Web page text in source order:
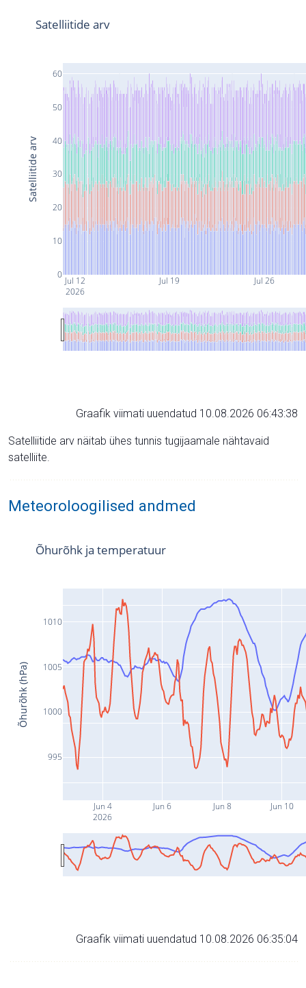
Jul 12
2026
Jul 19 Jul 26
0
10
20
30
40
50
60
Satelliitide arv
Satelliitide arv
Graafik viimati uuendatud 10.08.2026 06:43:38
Satelliitide arv näitab ühes tunnis tugijaamale nähtavaid
satelliite.
Meteoroloogilised andmed
Jun 4
2026
Jun 6 Jun 8 Jun 10
995
1000
1005
1010
Õhurõhk ja temperatuur
Õhurõhk (hPa)
Graafik viimati uuendatud 10.08.2026 06:35:04